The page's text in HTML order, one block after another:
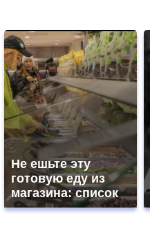
Не ешьте эту
готовую еду из
магазина: список